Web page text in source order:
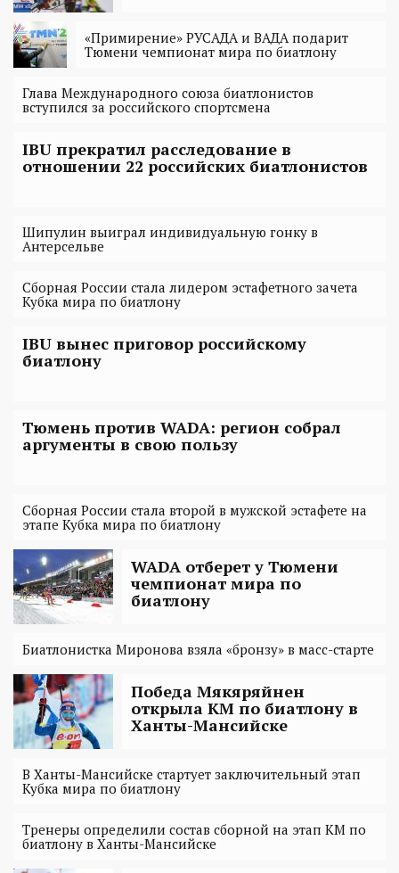
«Примирение» РУСАДА и ВАДА подарит
Тюмени чемпионат мира по биатлону
Глава Международного союза биатлонистов
вступился за российского спортсмена
IBU прекратил расследование в
отношении 22 российских биатлонистов
Шипулин выиграл индивидуальную гонку в
Антерсельве
Сборная России стала лидером эстафетного зачета
Кубка мира по биатлону
IBU вынес приговор российскому
биатлону
Тюмень против WADA: регион собрал
аргументы в свою пользу
Сборная России стала второй в мужской эстафете на
этапе Кубка мира по биатлону
WADA отберет у Тюмени
чемпионат мира по
биатлону
Биатлонистка Миронова взяла «бронзу» в масс-старте
Победа Мякяряйнен
открыла КМ по биатлону в
Ханты-Мансийске
В Ханты-Мансийске стартует заключительный этап
Кубка мира по биатлону
Тренеры определили состав сборной на этап КМ по
биатлону в Ханты-Мансийске